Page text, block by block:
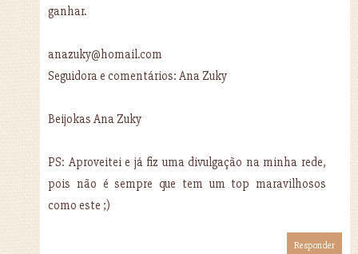
ganhar.
anazuky@homail.com
Seguidora e comentários: Ana Zuky
Beijokas Ana Zuky
PS: Aproveitei e já fiz uma divulgação na minha rede,
pois não é sempre que tem um top maravilhosos
como este ;)
Responder